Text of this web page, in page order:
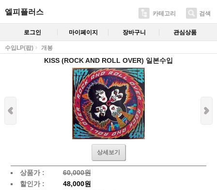
엘피플러스 카테고리 검색
로그인 마이페이지 장바구니 관심상품
수입LP(팝) 개봉
KISS (ROCK AND ROLL OVER) 일본수입
상세보기
상품가 :
60,000원
할인가 :
48,000원